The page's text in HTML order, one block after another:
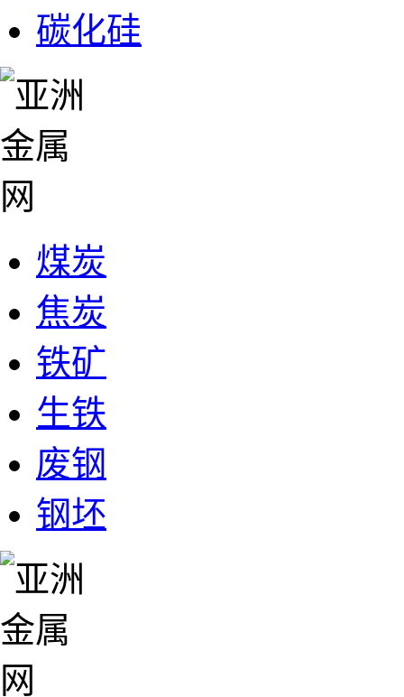
碳化硅
煤炭
焦炭
铁矿
生铁
废钢
钢坯